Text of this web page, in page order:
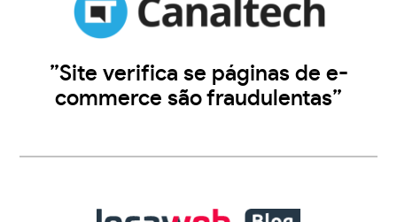
”Site verifica se páginas de e-
commerce são fraudulentas”